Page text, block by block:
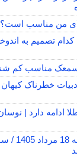
من مناسب است؟
کدام تصمیم به
خطرناک
پایان